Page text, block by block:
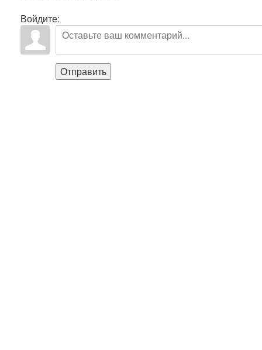
Войдите:
Отправить